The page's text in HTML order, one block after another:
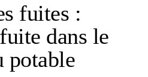
fuites :
dans le
potable